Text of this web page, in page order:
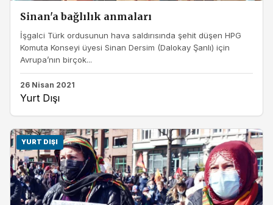
Sinan'a bağlılık anmaları
İşgalci Türk ordusunun hava saldırısında şehit düşen HPG
Komuta Konseyi üyesi Sinan Dersim (Dalokay Şanlı) için
Avrupa’nın birçok...
26 Nisan 2021
Yurt Dışı
YURT DIŞI